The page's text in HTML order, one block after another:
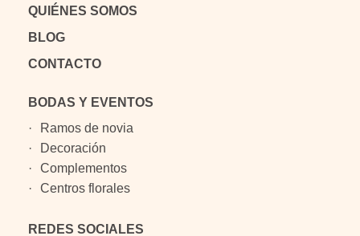
QUIÉNES SOMOS
BLOG
CONTACTO
BODAS Y EVENTOS
Ramos de novia
Decoración
Complementos
Centros florales
REDES SOCIALES